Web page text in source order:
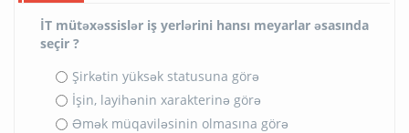
İT mütəxəssislər iş yerlərini hansı meyarlar əsasında
seçir ?
Şirkətin yüksək statusuna görə
İşin, layihənin xarakterinə görə
Əmək müqaviləsinin olmasına görə